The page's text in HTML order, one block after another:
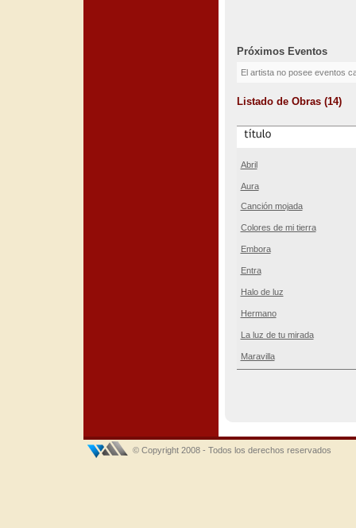
Próximos Eventos
El artista no posee eventos
Listado de Obras (14)
Abril
Aura
Canción mojada
Colores de mi tierra
Embora
Entra
Halo de luz
Hermano
La luz de tu mirada
Maravilla
© Copyright 2008 - Todos los derechos reservados